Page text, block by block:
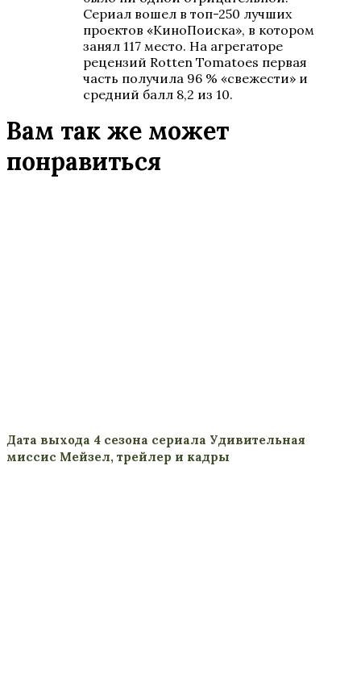
Сериал вошел в топ-250 лучших
проектов «КиноПоиска», в котором
занял 117 место. На агрегаторе
рецензий Rotten Tomatoes первая
часть получила 96 % «свежести» и
средний балл 8,2 из 10.
Вам так же может
понравиться
Дата выхода 4 сезона сериала Удивительная
миссис Мейзел, трейлер и кадры